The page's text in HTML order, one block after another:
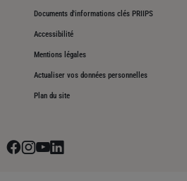
Documents d'informations clés PRIIPS
Accessibilité
Mentions légales
Actualiser vos données personnelles
Plan du site
Aller sur la page facebook de Generali
Aller sur la page instagram de Generali
Aller sur la page youtube de Generali
Aller sur la page linkedin de